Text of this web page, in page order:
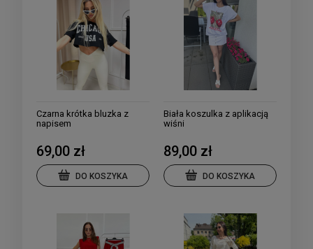
Czarna krótka bluzka z
napisem
69,00 zł
DO KOSZYKA
Biała koszulka z aplikacją
wiśni
89,00 zł
DO KOSZYKA